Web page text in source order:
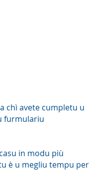
chì avete cumpletu u
furmulariu
in modu più
è u megliu tempu per